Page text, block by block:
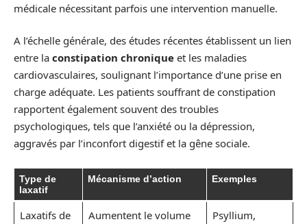
médicale nécessitant parfois une intervention manuelle.
A l’échelle générale, des études récentes établissent un lien
entre la constipation chronique et les maladies
cardiovasculaires, soulignant l’importance d’une prise en
charge adéquate. Les patients souffrant de constipation
rapportent également souvent des troubles
psychologiques, tels que l’anxiété ou la dépression,
aggravés par l’inconfort digestif et la gêne sociale.
Type de
laxatif
Mécanisme d’action Exemples
Laxatifs de
Aumentent le volume
Psyllium,